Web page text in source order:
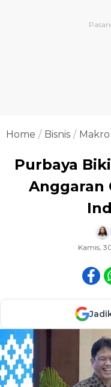
Home Bisnis Makro
Purbaya
Anggaran
Kamis,